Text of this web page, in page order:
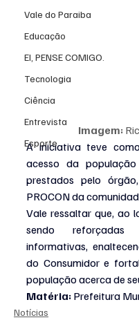
Vale do Paraiba
Educação
EI, PENSE COMIGO.
Tecnologia
Ciência
Entrevista
Esporte
Imagem:
A iniciativa teve
acesso da
prestados pelo
PROCON da
Vale ressaltar que, ao
sendo
informativas,
do Consumidor e
população acerca de
Matéria: Prefeitura
Notícias